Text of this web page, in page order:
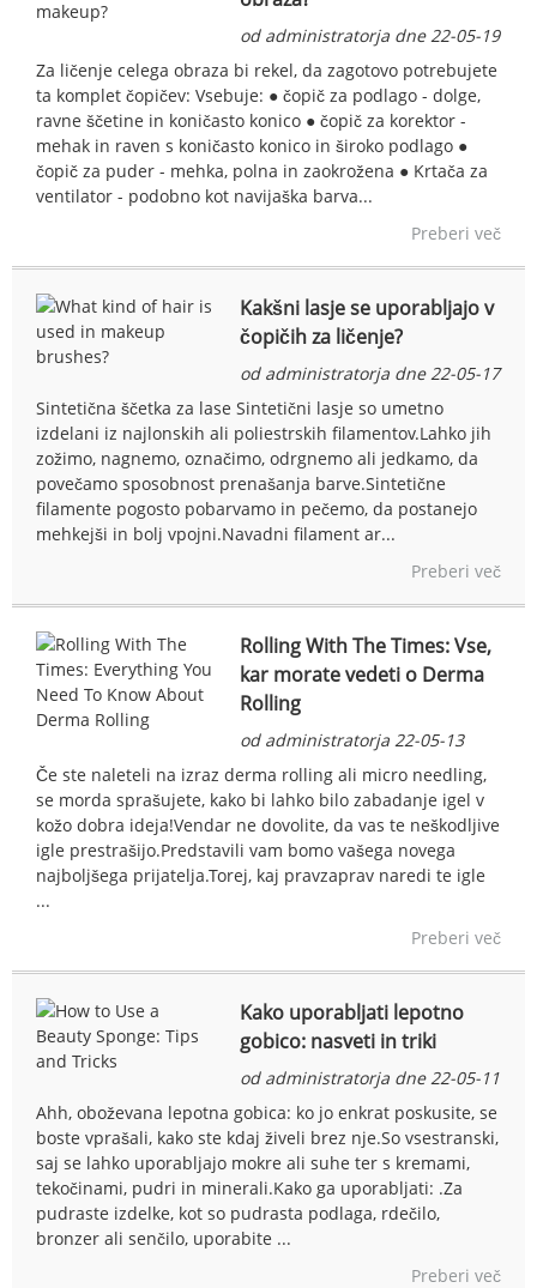
od administratorja dne 22-05-19
Za ličenje celega obraza bi rekel, da zagotovo potrebujete
ta komplet čopičev: Vsebuje: ● čopič za podlago - dolge,
ravne ščetine in koničasto konico ● čopič za korektor -
mehak in raven s koničasto konico in široko podlago ●
čopič za puder - mehka, polna in zaokrožena ● Krtača za
ventilator - podobno kot navijaška barva...
Preberi več
Kakšni lasje se uporabljajo v
čopičih za ličenje?
od administratorja dne 22-05-17
Sintetična ščetka za lase Sintetični lasje so umetno
izdelani iz najlonskih ali poliestrskih filamentov.Lahko jih
zožimo, nagnemo, označimo, odrgnemo ali jedkamo, da
povečamo sposobnost prenašanja barve.Sintetične
filamente pogosto pobarvamo in pečemo, da postanejo
mehkejši in bolj vpojni.Navadni filament ar...
Preberi več
Rolling With The Times: Vse,
kar morate vedeti o Derma
Rolling
od administratorja 22-05-13
Če ste naleteli na izraz derma rolling ali micro needling,
se morda sprašujete, kako bi lahko bilo zabadanje igel v
kožo dobra ideja!Vendar ne dovolite, da vas te neškodljive
igle prestrašijo.Predstavili vam bomo vašega novega
najboljšega prijatelja.Torej, kaj pravzaprav naredi te igle
...
Preberi več
Kako uporabljati lepotno
gobico: nasveti in triki
od administratorja dne 22-05-11
Ahh, oboževana lepotna gobica: ko jo enkrat poskusite, se
boste vprašali, kako ste kdaj živeli brez nje.So vsestranski,
saj se lahko uporabljajo mokre ali suhe ter s kremami,
tekočinami, pudri in minerali.Kako ga uporabljati: .Za
pudraste izdelke, kot so pudrasta podlaga, rdečilo,
bronzer ali senčilo, uporabite ...
Preberi več